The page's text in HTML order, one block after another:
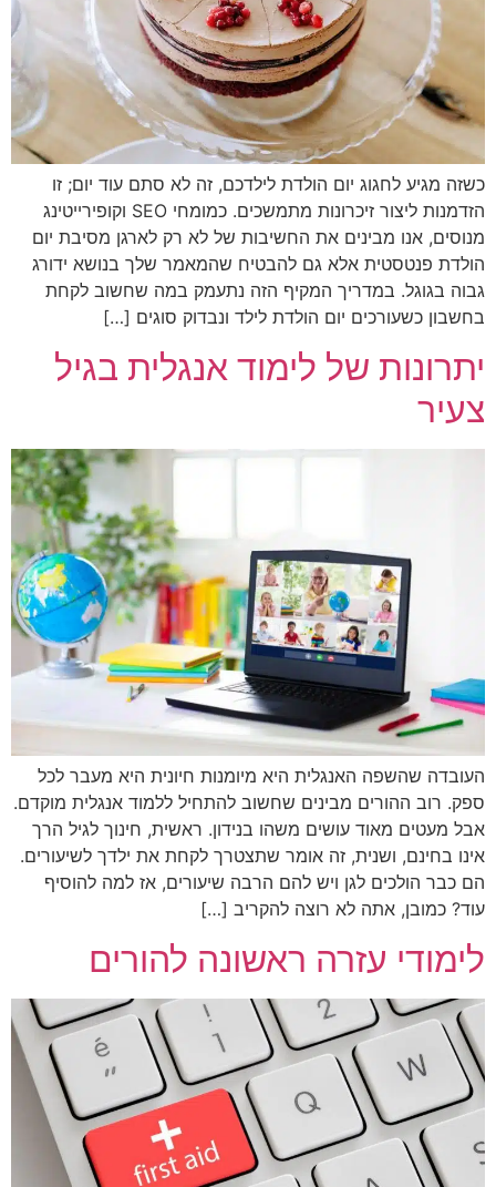
כשזה מגיע לחגוג יום הולדת לילדכם, זה לא סתם עוד יום; זו
הזדמנות ליצור זיכרונות מתמשכים. כמומחי SEO וקופירייטינג
מנוסים, אנו מבינים את החשיבות של לא רק לארגן מסיבת יום
הולדת פנטסטית אלא גם להבטיח שהמאמר שלך בנושא ידורג
גבוה בגוגל. במדריך המקיף הזה נתעמק במה שחשוב לקחת
בחשבון כשעורכים יום הולדת לילד ונבדוק סוגים […]
יתרונות של לימוד אנגלית בגיל
צעיר
העובדה שהשפה האנגלית היא מיומנות חיונית היא מעבר לכל
ספק. רוב ההורים מבינים שחשוב להתחיל ללמוד אנגלית מוקדם.
אבל מעטים מאוד עושים משהו בנידון. ראשית, חינוך לגיל הרך
אינו בחינם, ושנית, זה אומר שתצטרך לקחת את ילדך לשיעורים.
הם כבר הולכים לגן ויש להם הרבה שיעורים, אז למה להוסיף
עוד? כמובן, אתה לא רוצה להקריב […]
לימודי עזרה ראשונה להורים